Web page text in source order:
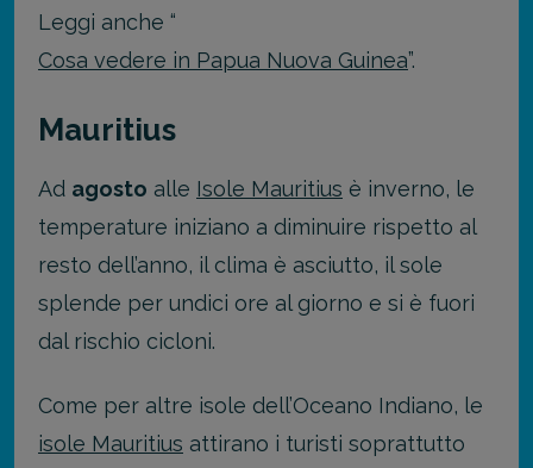
Leggi anche “
Cosa vedere in Papua Nuova Guinea”.
Mauritius
Ad agosto alle Isole Mauritius è inverno, le
temperature iniziano a diminuire rispetto al
resto dell’anno, il clima è asciutto, il sole
splende per undici ore al giorno e si è fuori
dal rischio cicloni.
Come per altre isole dell’Oceano Indiano, le
isole Mauritius attirano i turisti soprattutto